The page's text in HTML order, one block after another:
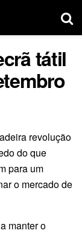
tátil
revolução
do que
para um
o mercado de
manter o